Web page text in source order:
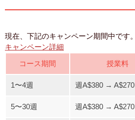
現在、下記のキャンペーン期間中です。
キャンペーン詳細
コース期間
授業料
1〜4週 週A$380 → A$270
5〜30週 週A$380 → A$270